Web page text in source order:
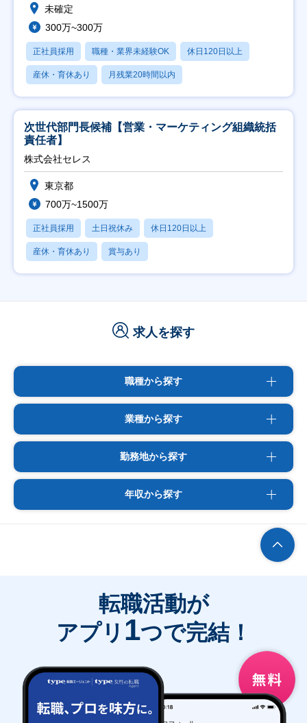
未確定
300万~300万
正社員採用 職種・業界未経験OK 休日120日以上
産休・育休あり 月残業20時間以内
次世代部門長候補【営業・マーケティング組織統括
責任者】
株式会社セレス
東京都
700万~1500万
正社員採用 土日祝休み 休日120日以上
産休・育休あり 賞与あり
求人を探す
職種から探す
業種から探す
勤務地から探す
年収から探す
転職活動が
アプリ 1つで完結！